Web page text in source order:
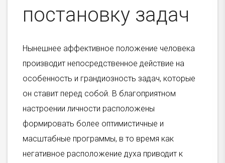
постановку задач
Нынешнее аффективное положение человека
производит непосредственное действие на
особенность и грандиозность задач, которые
он ставит перед собой. В благоприятном
настроении личности расположены
формировать более оптимистичные и
масштабные программы, в то время как
негативное расположение духа приводит к